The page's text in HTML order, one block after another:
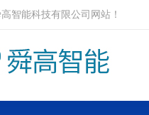
智能科技有限公司网站！